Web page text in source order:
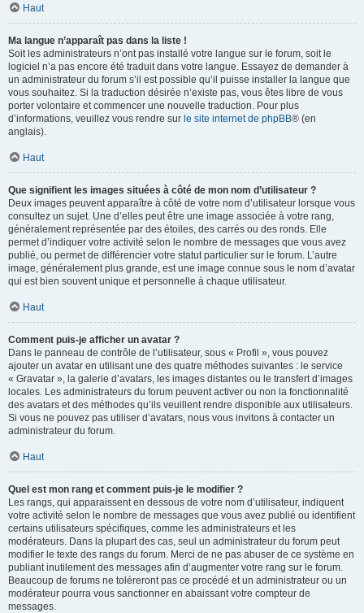
Haut
Ma langue n’apparaît pas dans la liste !
Soit les administrateurs n’ont pas installé votre langue sur le forum, soit le
logiciel n’a pas encore été traduit dans votre langue. Essayez de demander à
un administrateur du forum s’il est possible qu’il puisse installer la langue que
vous souhaitez. Si la traduction désirée n’existe pas, vous êtes libre de vous
porter volontaire et commencer une nouvelle traduction. Pour plus
d’informations, veuillez vous rendre sur le site internet de phpBB® (en
anglais).
Haut
Que signifient les images situées à côté de mon nom d’utilisateur ?
Deux images peuvent apparaître à côté de votre nom d’utilisateur lorsque vous
consultez un sujet. Une d’elles peut être une image associée à votre rang,
généralement représentée par des étoiles, des carrés ou des ronds. Elle
permet d’indiquer votre activité selon le nombre de messages que vous avez
publié, ou permet de différencier votre statut particulier sur le forum. L’autre
image, généralement plus grande, est une image connue sous le nom d’avatar
qui est bien souvent unique et personnelle à chaque utilisateur.
Haut
Comment puis-je afficher un avatar ?
Dans le panneau de contrôle de l’utilisateur, sous « Profil », vous pouvez
ajouter un avatar en utilisant une des quatre méthodes suivantes : le service
« Gravatar », la galerie d’avatars, les images distantes ou le transfert d’images
locales. Les administrateurs du forum peuvent activer ou non la fonctionnalité
des avatars et des méthodes qu’ils veuillent rendre disponible aux utilisateurs.
Si vous ne pouvez pas utiliser d’avatars, nous vous invitons à contacter un
administrateur du forum.
Haut
Quel est mon rang et comment puis-je le modifier ?
Les rangs, qui apparaissent en dessous de votre nom d’utilisateur, indiquent
votre activité selon le nombre de messages que vous avez publié ou identifient
certains utilisateurs spécifiques, comme les administrateurs et les
modérateurs. Dans la plupart des cas, seul un administrateur du forum peut
modifier le texte des rangs du forum. Merci de ne pas abuser de ce système en
publiant inutilement des messages afin d’augmenter votre rang sur le forum.
Beaucoup de forums ne toléreront pas ce procédé et un administrateur ou un
modérateur pourra vous sanctionner en abaissant votre compteur de
messages.